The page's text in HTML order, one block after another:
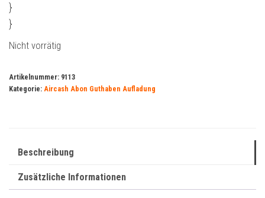
}
}
Nicht vorrätig
Artikelnummer: 9113
Kategorie: Aircash Abon Guthaben Aufladung
Beschreibung
Zusätzliche Informationen